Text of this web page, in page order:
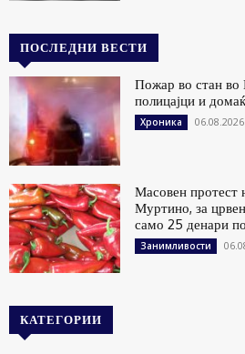
ПОСЛЕДНИ ВЕСТИ
Пожар во стан во
полицајци и
Хроника
Масовен протест
Муртино, за
само 25 денари
Занимливости
КАТЕГОРИИ